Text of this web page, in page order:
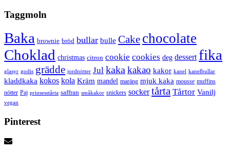
Taggmoln
Baka brownie bröd bullar bulle Cake chocolate
Choklad christmas citron cookie cookies deg dessert fika
glasyr godis grädde jordnötter Jul kaka kakao kakor kanel kanelbullar
kladdkaka kokos kola Kräm mandel maräng mjuk kaka mousse muffins
nötter Paj prinsesstårta saffran småkakor snickers socker tårta Tårtor Vanilj
vegan
Pinterest